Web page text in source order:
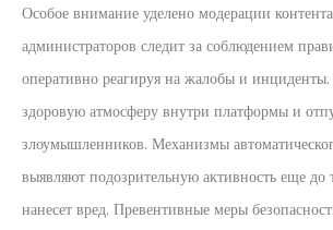
Особое внимание уделено модерации
администраторов следит за соблюдением
оперативно реагируя на жалобы и
здоровую атмосферу внутри платформы и
злоумышленников. Механизмы
выявляют подозрительную активность еще до
нанесет вред. Превентивные меры